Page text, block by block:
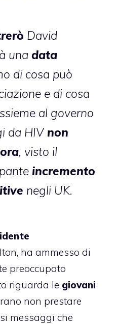
David
una data
di cosa può
e di cosa
al governo
da HIVnon
, visto il
incremento
negli UK.
ha ammesso di
preoccupato
riguarda le giovani
non prestare
messaggi che